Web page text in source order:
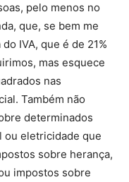
pelo menos no
que, se bem me
IVA, que é de 21%
mas esquece
nas
Também não
determinados
ou eletricidade que
sobre herança,
impostos sobre